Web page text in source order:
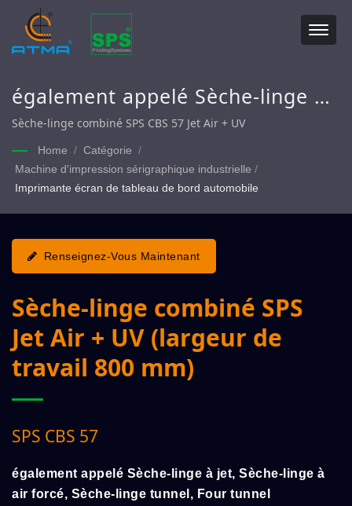
également appelé Sèche-linge à
jet, Sèche-linge à air forcé,
Sèche-linge tunnel, Four tunnel
Sèche-linge combiné SPS CBS 57 Jet Air + UV
Home / Catégorie /
Machine d'impression sérigraphique industrielle /
Imprimante écran de tableau de bord automobile
Renseignez-Vous Maintenant
Sèche-linge combiné SPS
Jet Air + UV (largeur de
travail 800 mm)
SPS CBS 57
également appelé Sèche-linge à jet, Sèche-linge à
air forcé, Sèche-linge tunnel, Four tunnel